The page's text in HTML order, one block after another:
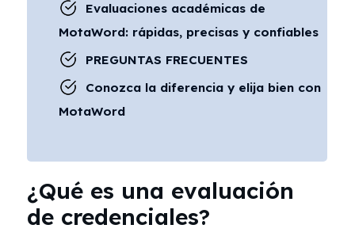
Evaluaciones académicas de
MotaWord: rápidas, precisas y confiables
PREGUNTAS FRECUENTES
Conozca la diferencia y elija bien con
MotaWord
¿Qué es una evaluación
de credenciales?